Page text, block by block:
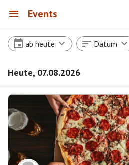
Events
ab heute Datum
Heute, 07.08.2026